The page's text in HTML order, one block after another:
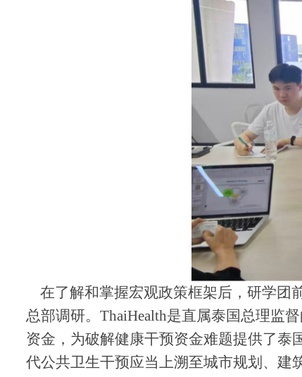
在了解和掌握宏观政策框架后，研学团
总部调研。ThaiHealth是直属泰国总理监
资金，为破解健康干预资金难题提供了泰
代公共卫生干预应当上溯至城市规划、建